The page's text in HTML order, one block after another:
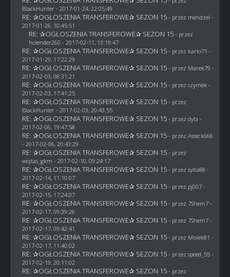
BlackHunter- 2017-01-24, 22:05:49
RE: ✰OGŁOSZENIA TRANSFEROWE✰ SEZON 15 - przez mendzel -
2017-01-26, 10:45:51
RE: ✰OGŁOSZENIA TRANSFEROWE✰ SEZON 15 - przez
holender260 - 2017-02-11, 13:19:47
RE: ✰OGŁOSZENIA TRANSFEROWE✰ SEZON 15 - przez karlo71 -
2017-01-29, 17:22:29
RE: ✰OGŁOSZENIA TRANSFEROWE✰ SEZON 15 - przez Marek79 -
2017-02-03, 08:31:21
RE: ✰OGŁOSZENIA TRANSFEROWE✰ SEZON 15 - przez szymek -
2017-02-03, 17:41:25
RE: ✰OGŁOSZENIA TRANSFEROWE✰ SEZON 15 - przez
BlackHunter- 2017-02-03, 20:43:55
RE: ✰OGŁOSZENIA TRANSFEROWE✰ SEZON 15 - przez dybi -
2017-02-06, 19:47:58
RE: ✰OGŁOSZENIA TRANSFEROWE✰ SEZON 15 - przez Asteck666
- 2017-02-06, 20:43:29
RE: ✰OGŁOSZENIA TRANSFEROWE✰ SEZON 15 - przez
wojtas_gkm - 2017-02-10, 09:24:17
RE: ✰OGŁOSZENIA TRANSFEROWE✰ SEZON 15 - przez sylta88 -
2017-02-14, 11:10:07
RE: ✰OGŁOSZENIA TRANSFEROWE✰ SEZON 15 - przez pj007-
2017-02-15, 17:24:07
RE: ✰OGŁOSZENIA TRANSFEROWE✰ SEZON 15 - przez 7Shem7-
2017-02-17, 09:39:26
RE: ✰OGŁOSZENIA TRANSFEROWE✰ SEZON 15 - przez 7Shem7-
2017-02-17, 09:42:41
RE: ✰OGŁOSZENIA TRANSFEROWE✰ SEZON 15 - przez Misiek81 -
2017-02-17, 11:40:02
RE: ✰OGŁOSZENIA TRANSFEROWE✰ SEZON 15 - przez speed_55 -
2017-02-19, 20:11:02
RE: ✰OGŁOSZENIA TRANSFEROWE✰ SEZON 15 - przez